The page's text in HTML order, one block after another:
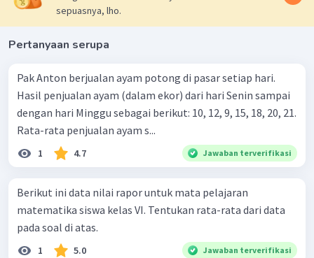
sepuasnya, lho.
Pertanyaan serupa
Pak Anton berjualan ayam potong di pasar setiap hari.
Hasil penjualan ayam (dalam ekor) dari hari Senin sampai
dengan hari Minggu sebagai berikut: 10, 12, 9, 15, 18, 20, 21.
Rata-rata penjualan ayam s...
1 4.7 Jawaban terverifikasi
Berikut ini data nilai rapor untuk mata pelajaran
matematika siswa kelas VI. Tentukan rata-rata dari data
pada soal di atas.
1 5.0 Jawaban terverifikasi